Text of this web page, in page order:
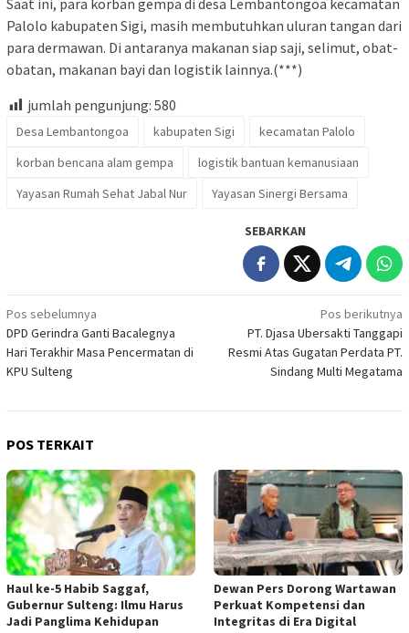
Saat ini, para korban gempa di desa Lembantongoa kecamatan
Palolo kabupaten Sigi, masih membutuhkan uluran tangan dari
para dermawan. Di antaranya makanan siap saji, selimut, obat-
obatan, makanan bayi dan logistik lainnya.(***)
jumlah pengunjung: 580
Desa Lembantongoa kabupaten Sigi
kecamatan Palolo
korban bencana alam gempa
logistik bantuan kemanusiaan
Yayasan Rumah Sehat Jabal Nur
Yayasan Sinergi Bersama
SEBARKAN
Navigasi
pos
Pos sebelumnya
DPD Gerindra Ganti Bacalegnya
Hari Terakhir Masa Pencermatan di
KPU Sulteng
Pos berikutnya
PT. Djasa Ubersakti Tanggapi
Resmi Atas Gugatan Perdata PT.
Sindang Multi Megatama
POS TERKAIT
Haul ke-5 Habib Saggaf,
Gubernur Sulteng: Ilmu Harus
Jadi Panglima Kehidupan
Dewan Pers Dorong Wartawan
Perkuat Kompetensi dan
Integritas di Era Digital